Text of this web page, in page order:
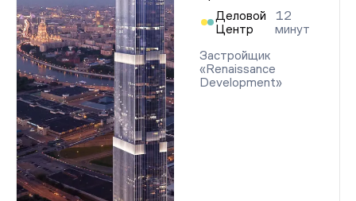
Деловой
Центр
12
минут
Застройщик
«Renaissance
Development»